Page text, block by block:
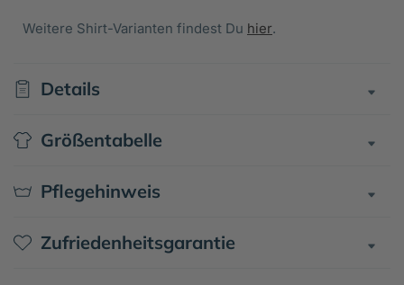
Boxy
Shirt
Boxy
Weitere Shirt-Varianten findest Du hier.
Details
Größentabelle
Pflegehinweis
Zufriedenheitsgarantie